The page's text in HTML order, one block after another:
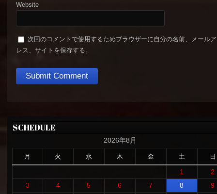
Website
次回のコメントで使用するためブラウザーに自分の名前、メール
レス、サイトを保存する。
SCHEDULE
2026年8月
月 火 水 木 金 土 日
1
2
3
4 5 6 7 8
9